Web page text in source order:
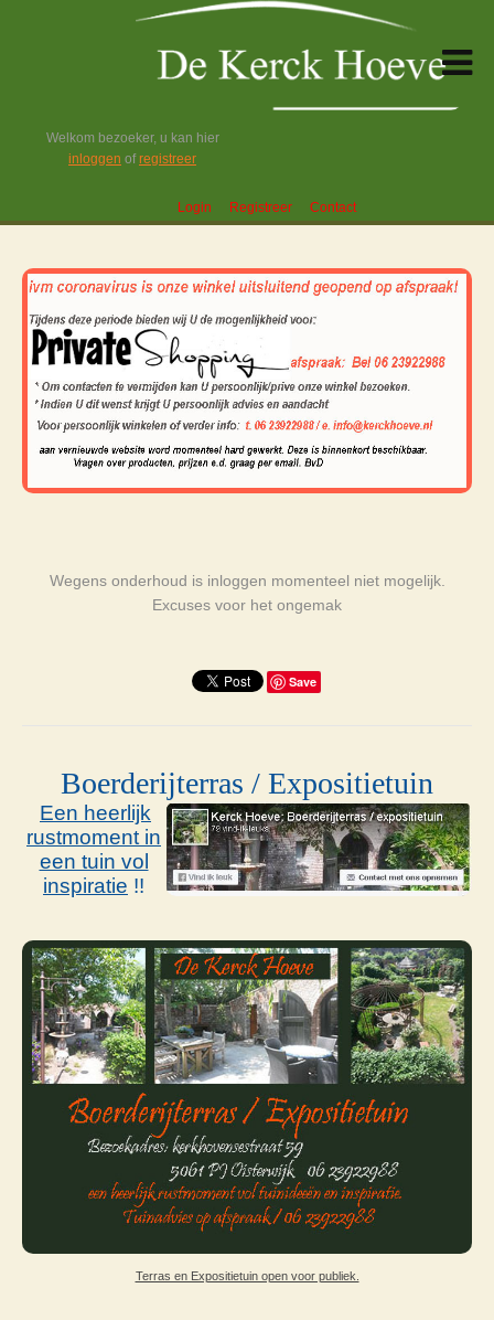
Welkom bezoeker, u kan hier
inloggen ofregistreer
Login Registreer Contact
Wegens onderhoud is inloggen momenteel niet mogelijk.
Excuses voor het ongemak
Save
Boerderijterras / Expositietuin
Een heerlijk
rustmoment in
een tuin vol
inspiratie !!
Terras en Expositietuin open voor publiek.